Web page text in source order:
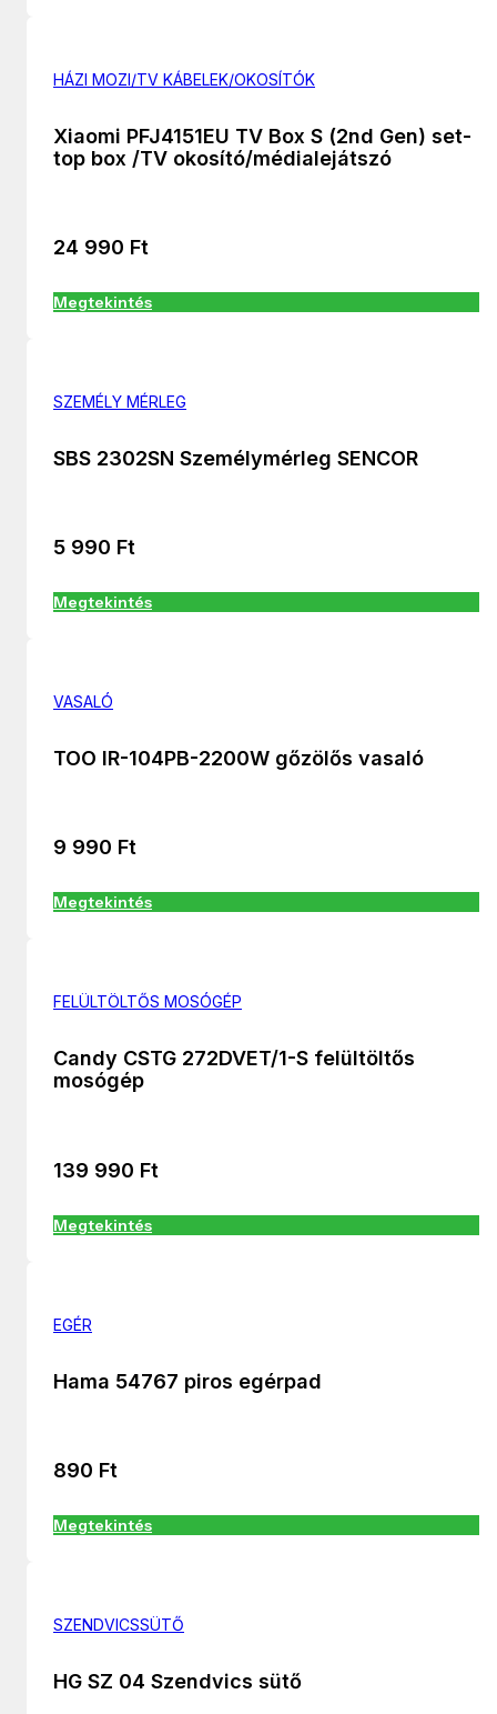
HÁZI MOZI/TV KÁBELEK/OKOSÍTÓK
Xiaomi PFJ4151EU TV Box S (2nd Gen) set-
top box /TV okosító/médialejátszó
24 990 Ft
Megtekintés
SZEMÉLY MÉRLEG
SBS 2302SN Személymérleg SENCOR
5 990 Ft
Megtekintés
VASALÓ
TOO IR-104PB-2200W gőzölős vasaló
9 990 Ft
Megtekintés
FELÜLTÖLTŐS MOSÓGÉP
Candy CSTG 272DVET/1-S felültöltős
mosógép
139 990 Ft
Megtekintés
EGÉR
Hama 54767 piros egérpad
890 Ft
Megtekintés
SZENDVICSSÜTŐ
HG SZ 04 Szendvics sütő